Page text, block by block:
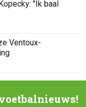
"Ik baal
Ventoux-